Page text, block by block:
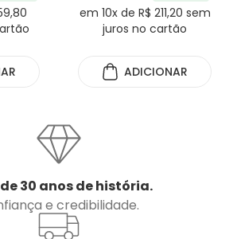
em 10x de R$ 211,20 sem
juros no cartão
ADICIONAR
30 anos de história.
e credibilidade.